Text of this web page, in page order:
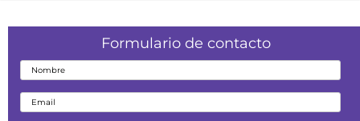
Formulario de contacto